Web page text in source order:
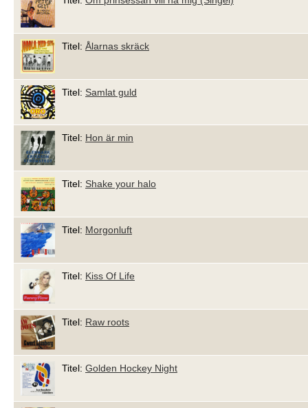
Titel: Ålarnas skräck
Titel: Samlat guld
Titel: Hon är min
Titel: Shake your halo
Titel: Morgonluft
Titel: Kiss Of Life
Titel: Raw roots
Titel: Golden Hockey Night